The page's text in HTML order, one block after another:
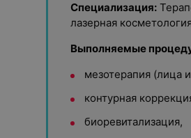
Специализация:
лазерная
Выполняемые
мезотерапия (лица
контурная
биоревитализация,